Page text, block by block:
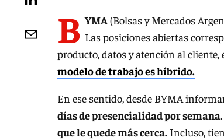
B YMA(Bolsas y Mercados
Las posiciones abiertas
producto, datos y atención al cliente,
modelo de trabajo es híbrido.
En ese sentido, desde BYMA
días de presencialidad por semana
que le quede más cerca. Incluso,